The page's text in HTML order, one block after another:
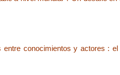
conocimientos y actores :